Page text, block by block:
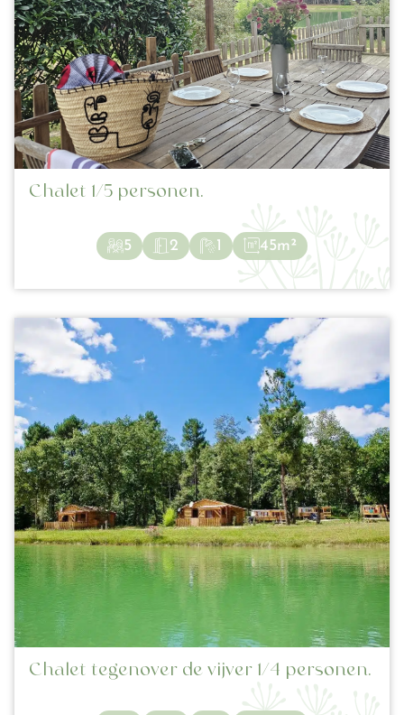
Chalet 1/5 personen.
5 2 1 45m²
Chalet tegenover de vijver 1/4 personen.